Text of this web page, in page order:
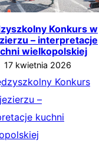
Konkurs w
– interpretacje
wielkopolskiej
17 kwietnia 2026